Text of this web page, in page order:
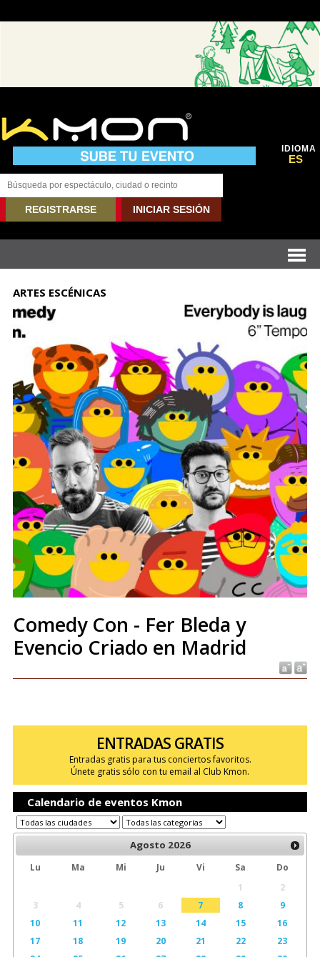
IDIOMA
ES
REGISTRARSE INICIAR SESIÓN
ARTES ESCÉNICAS
Comedy Con - Fer Bleda y
Evencio Criado en Madrid
ENTRADAS GRATIS
Entradas gratis para tus conciertos favoritos.
Únete gratis sólo con tu email al Club Kmon.
Calendario de eventos Kmon
Agosto 2026
Lu Ma Mi Ju Vi Sa
Do
1
2
3
4 5 6 7 8
9
10
11 12 13 14 15
16
17
18 19 20 21 22
23